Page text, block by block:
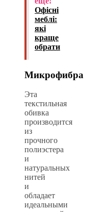
Офісні
меблі:
які
краще
обрати
Микрофибра
Эта
текстильная
обивка
производится
из
прочного
полиэстера
и
натуральных
нитей
и
обладает
идеальными